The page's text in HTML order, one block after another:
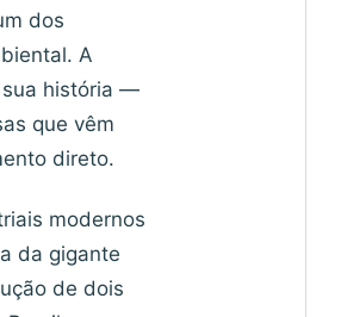
dos
A
sua história —
que vêm
direto.
modernos
da gigante
de dois